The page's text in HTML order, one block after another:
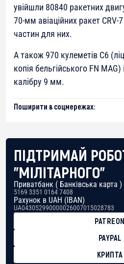
увійшли 80840 ракетних
70-мм авіаційних ракет CRV-
частин для них.
А також 970 кулеметів C6
копія бельгійського FN MAG)
калібру 9 мм.
Поширити в соцмережах:
ПІДТРИМАЙ
"МІЛІТАРНОГО"
Приватбанк ( Банківська карта )
5169 3351 0164 7408
Рахунок в UAH (IBAN)
UA043052990000026007015028783
PATREON
PAYPAL
КРИПТА